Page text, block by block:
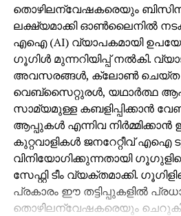
തൊഴിലന്വേഷകരെയും
ലക്ഷ്യമാക്കി ഓണ്‍ലൈനില്‍
എഐ (AI) വ്യാപകമായി
ഗൂഗിള്‍ മുന്നറിയിപ്പ് നല്‍കി.
അവസരങ്ങള്‍, ക്ലോണ്‍ ചെയ്ത
വെബ്‌സൈറ്റുരള്‍, യഥാര്‍ത്ഥ
സാമ്യമുള്ള കബളിപ്പിക്കാന്‍
ആപ്പുകള്‍ എന്നിവ
കുറ്റവാളികള്‍ ജനറേറ്റീവ്
വിനിയോഗിക്കുന്നതായി
സേഫ്റ്റി ടീം വ്യക്തമാക്കി.
പ്രകാരം ഈ തട്ടിപ്പുകളില്‍
തൊഴിലന്വേഷകരെയും